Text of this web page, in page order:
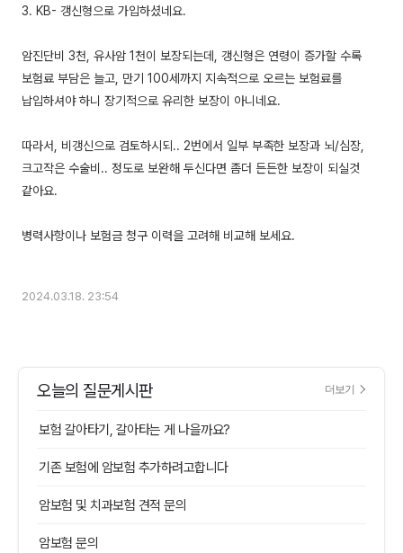
3. KB- 갱신형으로 가입하셨네요.
암진단비 3천, 유사암 1천이 보장되는데, 갱신형은 연령이 증가할 수록
보험료 부담은 늘고, 만기 100세까지 지속적으로 오르는 보험료를
납입하셔야 하니 장기적으로 유리한 보장이 아니네요.
따라서, 비갱신으로 검토하시되.. 2번에서 일부 부족한 보장과 뇌/심장,
크고작은 수술비.. 정도로 보완해 두신다면 좀더 든든한 보장이 되실것
같아요.
병력사항이나 보험금 청구 이력을 고려해 비교해 보세요.
2024.03.18. 23:54
오늘의 질문게시판 더보기
보험 갈아타기, 갈아타는 게 나을까요?
기존 보험에 암보험 추가하려고합니다
암보험 및 치과보험 견적 문의
암보험 문의